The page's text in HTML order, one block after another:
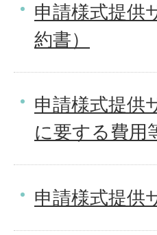
申請様式提供
約書）
申請様式提供
に要する費用
申請様式提供